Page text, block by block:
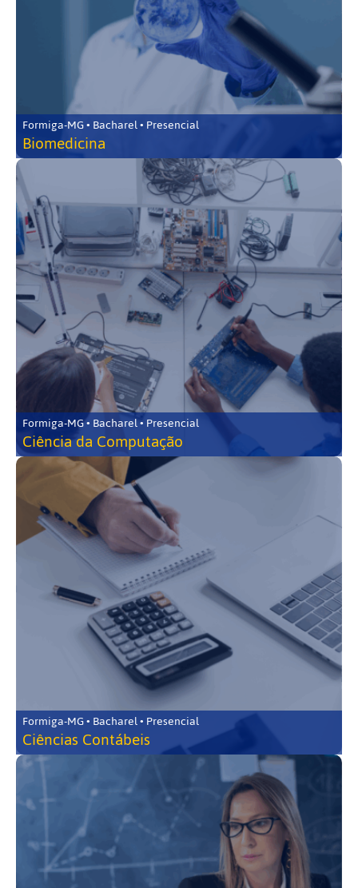
Formiga-MG • Bacharel • Presencial
Biomedicina
Formiga-MG • Bacharel • Presencial
Ciência da Computação
Formiga-MG • Bacharel • Presencial
Ciências Contábeis